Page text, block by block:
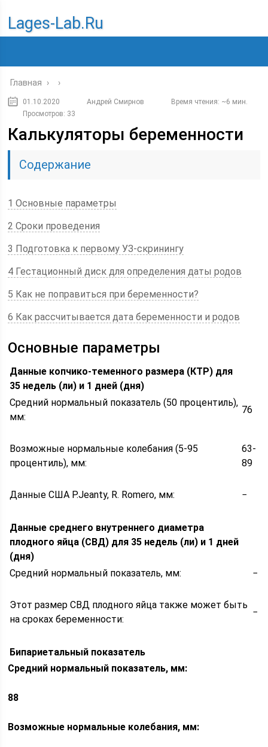
Lages-Lab.ru
Главная › ›
01.10.2020 Андрей Смирнов
Время чтения: ~6 мин.
Просмотров: 33
Калькуляторы беременности
Содержание
1 Основные параметры
2 Сроки проведения
3 Подготовка к первому УЗ-скринингу
4 Гестационный диск для определения даты родов
5 Как не поправиться при беременности?
6 Как рассчитывается дата беременности и родов
Основные параметры
Данные копчико-теменного размера (КТР) для
35 недель (ли) и 1 дней (дня)
Средний нормальный показатель (50 процентиль),
мм:
76
Возможные нормальные колебания (5-95
процентиль), мм:
63-
89
Данные США P.Jeanty, R. Romero, мм: −
Данные среднего внутреннего диаметра
плодного яйца (СВД) для 35 недель (ли) и 1 дней
(дня)
Средний нормальный показатель, мм:
−
Этот размер СВД плодного яйца также может быть
на сроках беременности:
−
Бипариетальный показатель
Средний нормальный показатель, мм:
88
Возможные нормальные колебания, мм: